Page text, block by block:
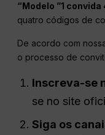
“Modelo ”1 convida
quatro códigos de
De acordo com
o processo de
Inscreva-se
se no site
Siga os